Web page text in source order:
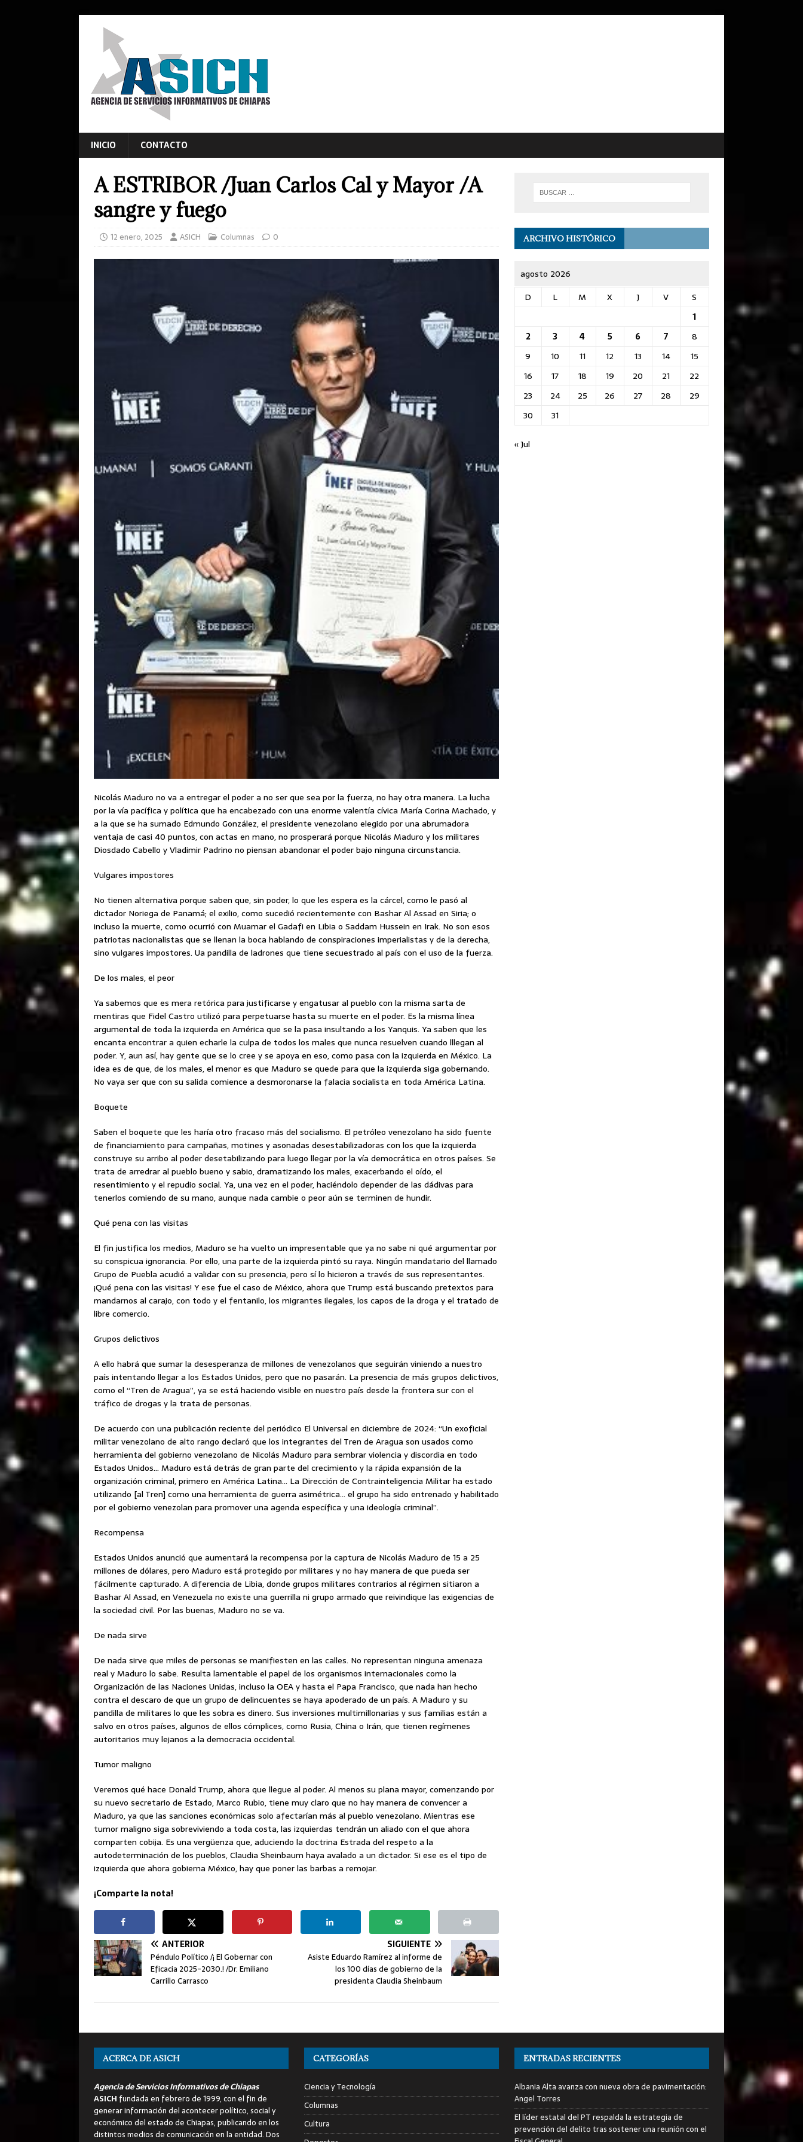
INICIO CONTACTO
A ESTRIBOR /Juan Carlos Cal y Mayor /A
sangre y fuego
12 enero, 2025 ASICH Columnas 0
Nicolás Maduro no va a entregar el poder a no ser que sea por la fuerza, no hay otra manera. La lucha
por la vía pacífica y política que ha encabezado con una enorme valentía cívica María Corina Machado, y
a la que se ha sumado Edmundo González, el presidente venezolano elegido por una abrumadora
ventaja de casi 40 puntos, con actas en mano, no prosperará porque Nicolás Maduro y los militares
Diosdado Cabello y Vladimir Padrino no piensan abandonar el poder bajo ninguna circunstancia.
Vulgares impostores
No tienen alternativa porque saben que, sin poder, lo que les espera es la cárcel, como le pasó al
dictador Noriega de Panamá; el exilio, como sucedió recientemente con Bashar Al Assad en Siria; o
incluso la muerte, como ocurrió con Muamar el Gadafi en Libia o Saddam Hussein en Irak. No son esos
patriotas nacionalistas que se llenan la boca hablando de conspiraciones imperialistas y de la derecha,
sino vulgares impostores. Ua pandilla de ladrones que tiene secuestrado al país con el uso de la fuerza.
De los males, el peor
Ya sabemos que es mera retórica para justificarse y engatusar al pueblo con la misma sarta de
mentiras que Fidel Castro utilizó para perpetuarse hasta su muerte en el poder. Es la misma línea
argumental de toda la izquierda en América que se la pasa insultando a los Yanquis. Ya saben que les
encanta encontrar a quien echarle la culpa de todos los males que nunca resuelven cuando lllegan al
poder. Y, aun así, hay gente que se lo cree y se apoya en eso, como pasa con la izquierda en México. La
idea es de que, de los males, el menor es que Maduro se quede para que la izquierda siga gobernando.
No vaya ser que con su salida comience a desmoronarse la falacia socialista en toda América Latina.
Boquete
Saben el boquete que les haría otro fracaso más del socialismo. El petróleo venezolano ha sido fuente
de financiamiento para campañas, motines y asonadas desestabilizadoras con los que la izquierda
construye su arribo al poder desetabilizando para luego llegar por la vía democrática en otros países. Se
trata de arredrar al pueblo bueno y sabio, dramatizando los males, exacerbando el oído, el
resentimiento y el repudio social. Ya, una vez en el poder, haciéndolo depender de las dádivas para
tenerlos comiendo de su mano, aunque nada cambie o peor aún se terminen de hundir.
Qué pena con las visitas
El fin justifica los medios, Maduro se ha vuelto un impresentable que ya no sabe ni qué argumentar por
su conspicua ignorancia. Por ello, una parte de la izquierda pintó su raya. Ningún mandatario del llamado
Grupo de Puebla acudió a validar con su presencia, pero sí lo hicieron a través de sus representantes.
¡Qué pena con las visitas! Y ese fue el caso de México, ahora que Trump está buscando pretextos para
mandarnos al carajo, con todo y el fentanilo, los migrantes ilegales, los capos de la droga y el tratado de
libre comercio.
Grupos delictivos
A ello habrá que sumar la desesperanza de millones de venezolanos que seguirán viniendo a nuestro
país intentando llegar a los Estados Unidos, pero que no pasarán. La presencia de más grupos delictivos,
como el “Tren de Aragua”, ya se está haciendo visible en nuestro país desde la frontera sur con el
tráfico de drogas y la trata de personas.
De acuerdo con una publicación reciente del periódico El Universal en diciembre de 2024: “Un exoficial
militar venezolano de alto rango declaró que los integrantes del Tren de Aragua son usados como
herramienta del gobierno venezolano de Nicolás Maduro para sembrar violencia y discordia en todo
Estados Unidos… Maduro está detrás de gran parte del crecimiento y la rápida expansión de la
organización criminal, primero en América Latina… La Dirección de Contrainteligencia Militar ha estado
utilizando [al Tren] como una herramienta de guerra asimétrica… el grupo ha sido entrenado y habilitado
por el gobierno venezolan para promover una agenda específica y una ideología criminal”.
Recompensa
Estados Unidos anunció que aumentará la recompensa por la captura de Nicolás Maduro de 15 a 25
millones de dólares, pero Maduro está protegido por militares y no hay manera de que pueda ser
fácilmente capturado. A diferencia de Libia, donde grupos militares contrarios al régimen sitiaron a
Bashar Al Assad, en Venezuela no existe una guerrilla ni grupo armado que reivindique las exigencias de
la sociedad civil. Por las buenas, Maduro no se va.
De nada sirve
De nada sirve que miles de personas se manifiesten en las calles. No representan ninguna amenaza
real y Maduro lo sabe. Resulta lamentable el papel de los organismos internacionales como la
Organización de las Naciones Unidas, incluso la OEA y hasta el Papa Francisco, que nada han hecho
contra el descaro de que un grupo de delincuentes se haya apoderado de un país. A Maduro y su
pandilla de militares lo que les sobra es dinero. Sus inversiones multimillonarias y sus familias están a
salvo en otros países, algunos de ellos cómplices, como Rusia, China o Irán, que tienen regímenes
autoritarios muy lejanos a la democracia occidental.
Tumor maligno
Veremos qué hace Donald Trump, ahora que llegue al poder. Al menos su plana mayor, comenzando por
su nuevo secretario de Estado, Marco Rubio, tiene muy claro que no hay manera de convencer a
Maduro, ya que las sanciones económicas solo afectarían más al pueblo venezolano. Mientras ese
tumor maligno siga sobreviviendo a toda costa, las izquierdas tendrán un aliado con el que ahora
comparten cobija. Es una vergüenza que, aduciendo la doctrina Estrada del respeto a la
autodeterminación de los pueblos, Claudia Sheinbaum haya avalado a un dictador. Si ese es el tipo de
izquierda que ahora gobierna México, hay que poner las barbas a remojar.
¡Comparte la nota!
ANTERIOR
Péndulo Político /¡ El Gobernar con
Eficacia 2025-2030.! /Dr. Emiliano
Carrillo Carrasco
SIGUIENTE
Asiste Eduardo Ramírez al informe de
los 100 días de gobierno de la
presidenta Claudia Sheinbaum
ARCHIVO HISTÓRICO
agosto 2026
D
L M X J V
S
1
2
3 4 5 6 7
8
9
10 11 12 13 14
15
16
17 18 19 20 21
22
23
24 25 26 27 28
29
30
31
« Jul
ACERCA DE ASICH
Agencia de Servicios Informativos de Chiapas
ASICH fundada en febrero de 1999, con el fin de
generar información del acontecer político, social y
económico del estado de Chiapas, publicando en los
distintos medios de comunicación en la entidad. Dos
CATEGORÍAS
Ciencia y Tecnología
Columnas
Cultura
ENTRADAS RECIENTES
Albania Alta avanza con nueva obra de pavimentación:
Angel Torres
El líder estatal del PT respalda la estrategia de
prevención del delito tras sostener una reunión con el